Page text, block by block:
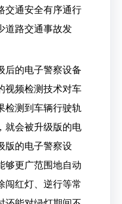
交通安全有序通行
道路交通事故发
后的电子警察设备
视频检测技术对车
检测到车辆行驶轨
就会被升级版的电
版的电子警察设
够更广范围地自动
闯红灯、逆行等常